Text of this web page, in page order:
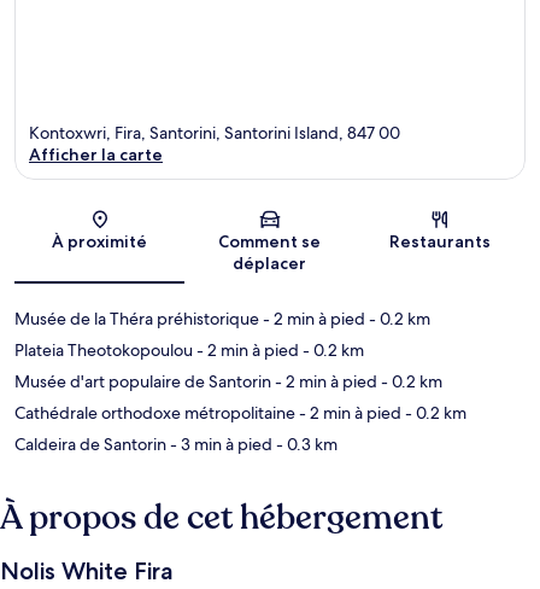
Carte
Kontoxwri, Fira, Santorini, Santorini Island, 847 00
Afficher la carte
À proximité
Comment se
déplacer
Restaurants
Musée de la Théra préhistorique- 2 min à pied - 0.2 km
Plateia Theotokopoulou- 2 min à pied - 0.2 km
Musée d'art populaire de Santorin- 2 min à pied - 0.2 km
Cathédrale orthodoxe métropolitaine- 2 min à pied - 0.2 km
Caldeira de Santorin- 3 min à pied - 0.3 km
À propos de cet hébergement
Nolis White Fira